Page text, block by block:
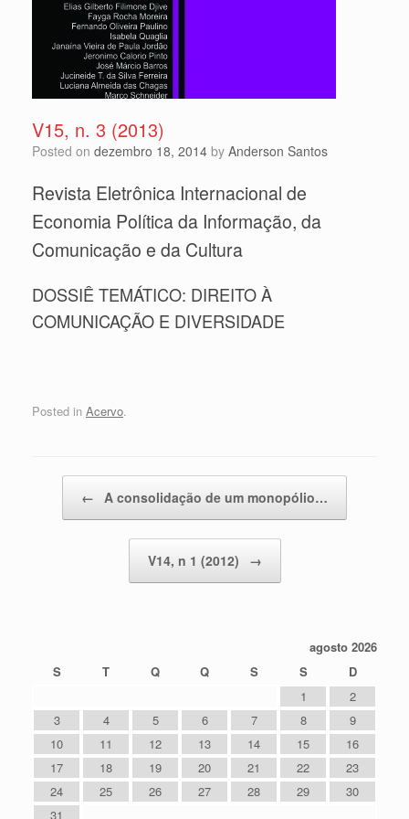
V15, n. 3 (2013)
Posted on dezembro 18, 2014 by Anderson Santos
Revista Eletrônica Internacional de
Economia Política da Informação, da
Comunicação e da Cultura
DOSSIÊ TEMÁTICO: DIREITO À
COMUNICAÇÃO E DIVERSIDADE
Posted in Acervo.
← A consolidação de um monopólio…
V14, n 1 (2012) →
agosto 2026
S
T Q Q S S
D
1
2
3
4 5 6 7 8
9
10
11 12 13 14 15
16
17
18 19 20 21 22
23
24
25 26 27 28 29
30
31